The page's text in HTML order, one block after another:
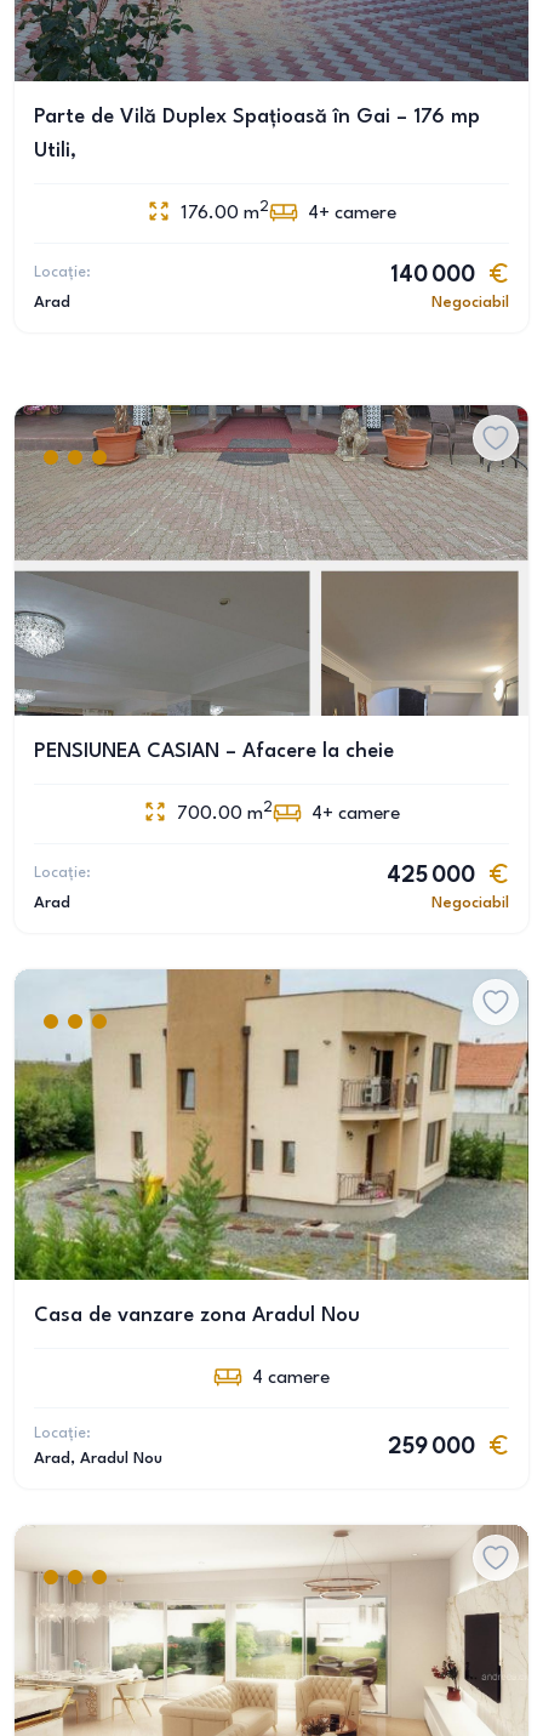
Parte de Vilă Duplex Spațioasă în Gai – 176 mp
Utili,
176.00 m2 4+ camere
Locație:
Arad
140 000
Negociabil
PENSIUNEA CASIAN – Afacere la cheie
700.00 m2 4+ camere
Locație:
Arad
425 000
Negociabil
Casa de vanzare zona Aradul Nou
4 camere
Locație:
Arad , Aradul Nou
259 000